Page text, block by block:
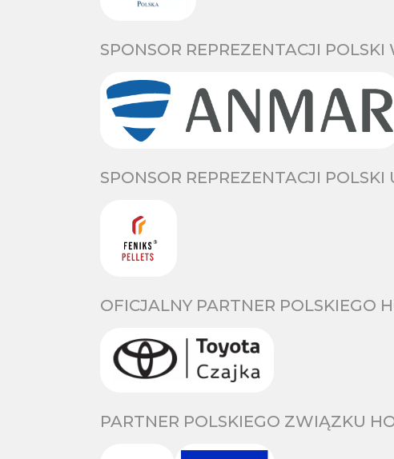
SPONSOR REPREZENTACJI
SPONSOR REPREZENTACJI POLSKI
OFICJALNY PARTNER POLSKIEGO
PARTNER POLSKIEGO ZWIĄZKU